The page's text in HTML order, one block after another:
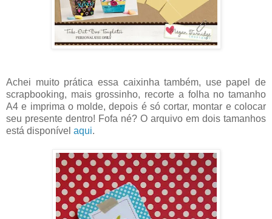
Achei muito prática essa caixinha também, use papel de
scrapbooking, mais grossinho, recorte a folha no tamanho
A4 e imprima o molde, depois é só cortar, montar e colocar
seu presente dentro! Fofa né? O arquivo em dois tamanhos
está disponível aqui.